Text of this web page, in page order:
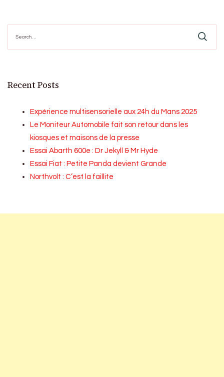
for:
Recent Posts
Expérience multisensorielle aux 24h du Mans 2025
Le Moniteur Automobile fait son retour dans les
kiosques et maisons de la presse
Essai Abarth 600e : Dr Jekyll & Mr Hyde
Essai Fiat : Petite Panda devient Grande
Northvolt : C’est la faillite